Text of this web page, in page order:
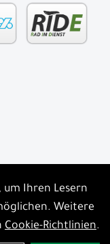
Ihren Lesern
Weitere
Cookie-Richtlinien.
widerrufen